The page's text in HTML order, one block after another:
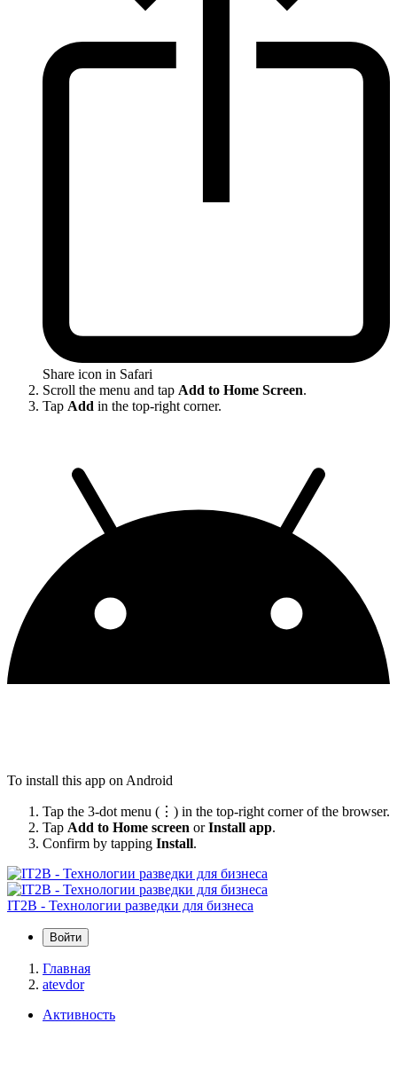
Share icon in Safari
Scroll the menu and tap Add to Home Screen.
Tap Add in the top-right corner.
To install this app on Android
Tap the 3-dot menu (⋮) in the top-right corner of the browser.
Tap Add to Home screen orInstall app.
Confirm by tapping Install.
IT2B - Технологии разведки для бизнеса
Войти
Главная
atevdor
Активность